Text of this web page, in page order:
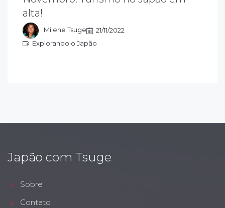
alta!
Milene Tsuge
21/11/2022
Explorando o Japão
Em 11 de outubro, com a
das medidas restritivas, o turismo
Japão, voltou a ficar aquecido.
Japão com Tsuge
Sobre
Contato